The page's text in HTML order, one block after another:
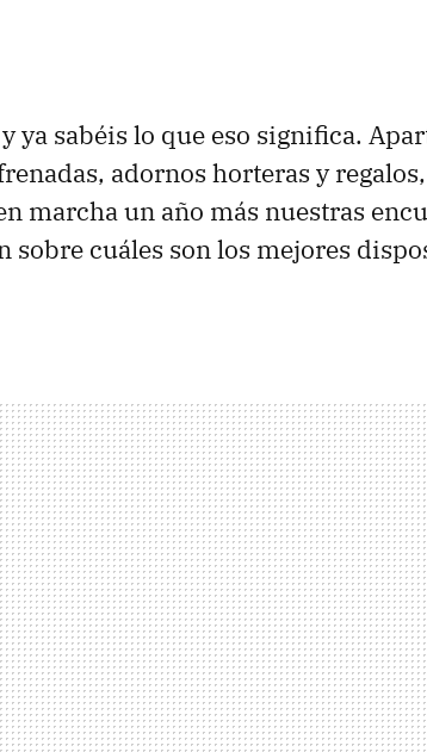
ya sabéis lo que eso significa.
adornos horteras y
marcha un año más nuestras
sobre cuáles son los mejores